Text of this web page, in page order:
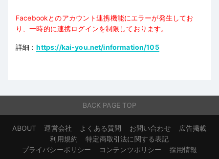
Facebookとのアカウント連携機能にエラーが発生してお
り、一時的に連携ログインを制限しております。
詳細：https://kai-you.net/information/105
BACK PAGE TOP
ABOUT 運営会社 よくある質問 お問い合わせ
広告掲載
利用規約
特定商取引法に関する表記
プライバシーポリシー
コンテンツポリシー 採用情報